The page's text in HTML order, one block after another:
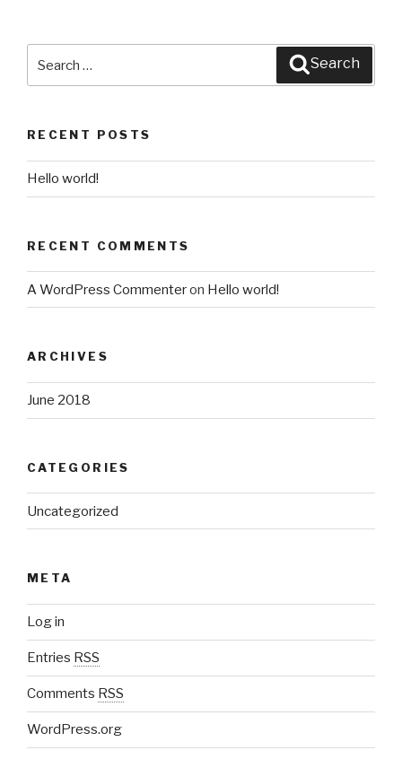
Search
RECENT POSTS
Hello world!
RECENT COMMENTS
A WordPress Commenteron Hello world!
ARCHIVES
June 2018
CATEGORIES
Uncategorized
META
Log in
Entries RSS
Comments RSS
WordPress.org